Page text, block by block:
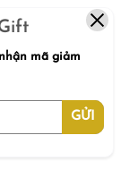
mã giảm